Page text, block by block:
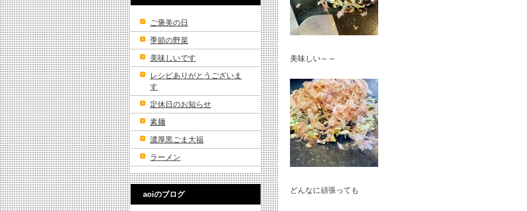
美味しい～～
どんなに頑張っても
ご褒美の日
季節の野菜
美味しいです
レシピありがとうございま
す
定休日のお知らせ
素麺
濃厚黒ごま大福
ラーメン
aoiのブログ